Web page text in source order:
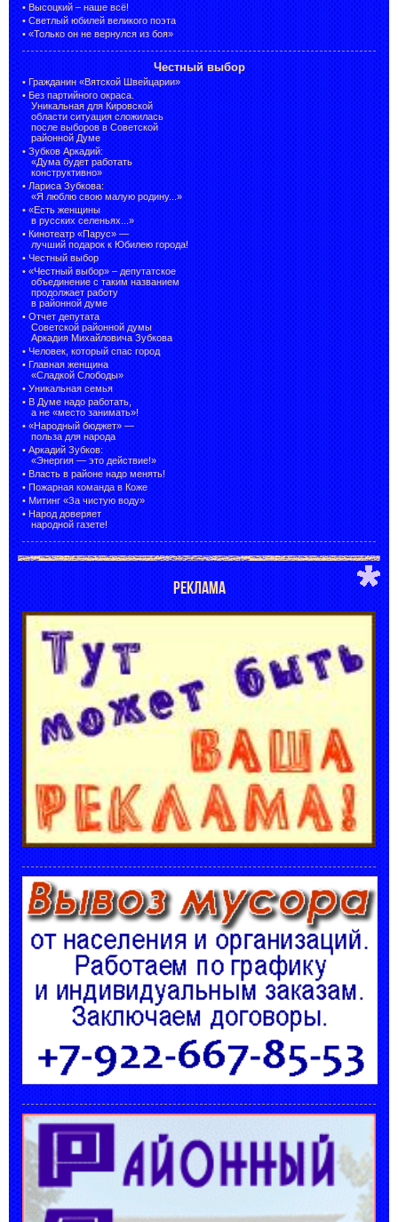
• Высоцкий – наше всё!
• Светлый юбилей великого поэта
• «Только он не вернулся из боя»
Честный выбор
• Гражданин «Вятской Швейцарии»
• Без партийного окраса.
Уникальная для Кировской
области ситуация сложилась
после выборов в Советской
районной Думе
• Зубков Аркадий:
«Дума будет работать
конструктивно»
• Лариса Зубкова:
«Я люблю свою малую родину...»
• «Есть женщины
в русских селеньях...»
• Кинотеатр «Парус» —
лучший подарок к Юбилею города!
• Честный выбор
• «Честный выбор» – депутатское
объединение с таким названием
продолжает работу
в районной думе
• Отчет депутата
Советской районной думы
Аркадия Михайловича Зубкова
• Человек, который спас город
• Главная женщина
«Сладкой Слободы»
• Уникальная семья
• В Думе надо работать,
а не «место занимать»!
• «Народный бюджет» —
польза для народа
• Аркадий Зубков:
«Энергия — это действие!»
• Власть в районе надо менять!
• Пожарная команда в Коже
• Митинг «За чистую воду»
• Народ доверяет
народной газете!
РЕКЛАМА